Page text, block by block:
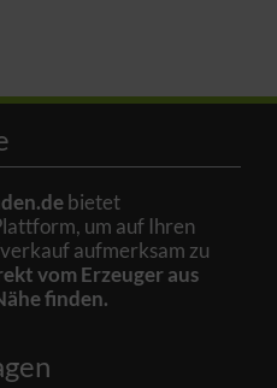
bietet
um auf Ihren
aufmerksam zu
vom Erzeuger aus
finden.